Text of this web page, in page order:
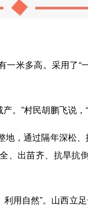
多高。采用了“
”村民胡鹏飞说，“
，通过隔年深松、
、出苗齐、抗旱抗
自然”。山西立足